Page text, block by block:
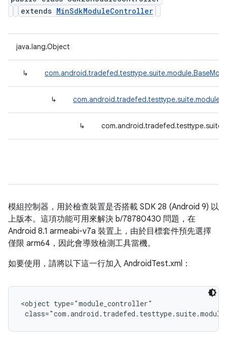
extends MinSdkModuleController
java.lang.Object
↳
↳
↳
模組控制器，用於檢查裝置是否搭載 SDK 28 (Android 9) 以
上版本。這項功能可用來解決 b/78780430 問題，在
Android 8.1 armeabi-v7a 裝置上，由於目標套件預先選擇
僅限 arm64，因此會導致檢測工具當機。
如要使用，請將以下這一行加入 AndroidTest.xml：
<object type="module_controller"